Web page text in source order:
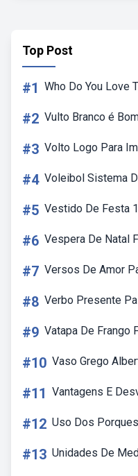
Top Post
#1 Who Do You Love
#2 Vulto Branco é
#3 Volto Logo Para
#4 Voleibol Sistema
#5 Vestido De Festa
#6 Vespera De Natal
#7 Versos De Amor
#8 Verbo Presente
#9 Vatapa De Frango
#10 Vaso Grego
#11 Vantagens E
#12 Uso Dos
#13 Unidades De